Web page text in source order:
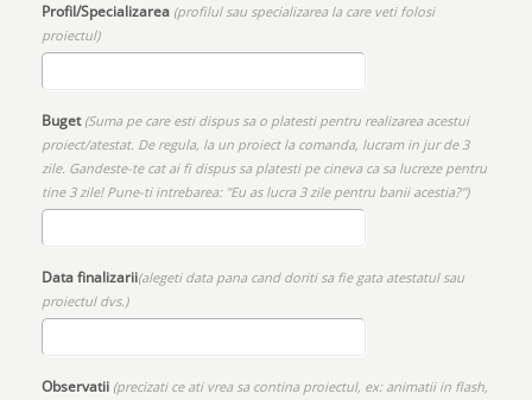
Profil/Specializarea (profilul sau specializarea la care veti folosi
proiectul)
Buget(Suma pe care esti dispus sa o platesti pentru realizarea acestui
proiect/atestat. De regula, la un proiect la comanda, lucram in jur de 3
zile. Gandeste-te cat ai fi dispus sa platesti pe cineva ca sa lucreze pentru
tine 3 zile! Pune-ti intrebarea: "Eu as lucra 3 zile pentru banii acestia?")
Data finalizarii(alegeti data pana cand doriti sa fie gata atestatul sau
proiectul dvs.)
Observatii (precizati ce ati vrea sa contina proiectul, ex: animatii in flash,